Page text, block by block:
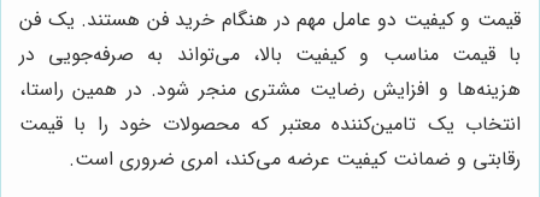
قیمت و کیفیت دو عامل مهم در هنگام خرید فن هستند. یک فن
با قیمت مناسب و کیفیت بالا، می‌تواند به صرفه‌جویی در
هزینه‌ها و افزایش رضایت مشتری منجر شود. در همین راستا،
انتخاب یک تامین‌کننده معتبر که محصولات خود را با قیمت
رقابتی و ضمانت کیفیت عرضه می‌کند، امری ضروری است.